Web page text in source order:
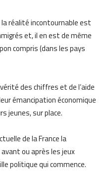
la réalité incontournable est
et, il en est de même
compris (dans les pays
des chiffres et de l’aide
émancipation économique
jeunes, sur place.
de la France la
ou après les jeux
politique qui commence.